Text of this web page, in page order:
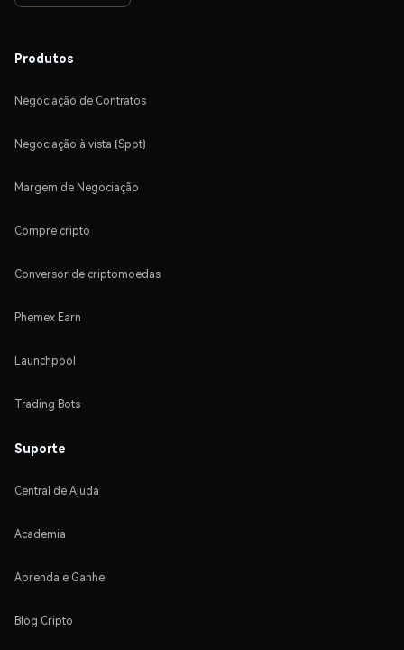
Produtos
Negociação de Contratos
Negociação à vista (Spot)
Margem de Negociação
Compre cripto
Conversor de criptomoedas
Phemex Earn
Launchpool
Trading Bots
Suporte
Central de Ajuda
Academia
Aprenda e Ganhe
Blog Cripto